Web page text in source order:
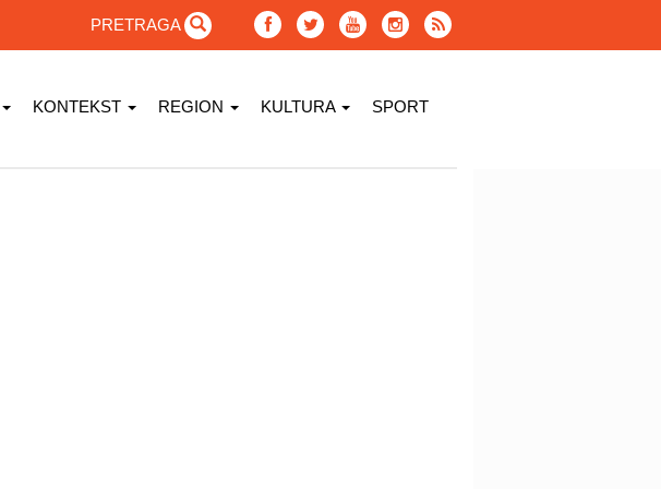
PRETRAGA
KONTEKST REGION KULTURA SPORT